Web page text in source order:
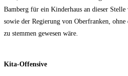
Bam­berg für ein Kin­der­haus an die­ser
sowie der Regie­rung von Ober­fran­ken,
zu stem­men gewe­sen wäre.
Kita-Offen­si­ve